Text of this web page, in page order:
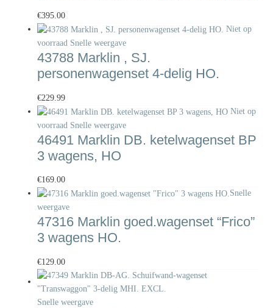
€395.00
Niet op
voorraad Snelle weergave
43788 Marklin , SJ.
personenwagenset 4-delig HO.
€229.99
Niet op
voorraad Snelle weergave
46491 Marklin DB. ketelwagenset BP
3 wagens, HO
€169.00
Snelle
weergave
47316 Marklin goed.wagenset “Frico”
3 wagens HO.
€129.00
Snelle weergave